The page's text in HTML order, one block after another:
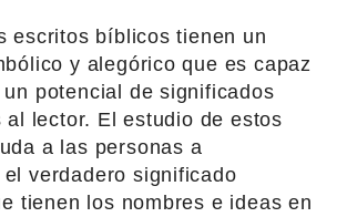
escritos bíblicos tienen un
y alegórico que es capaz
potencial de significados
al lector. El estudio de estos
a las personas a
verdadero significado
tienen los nombres e ideas en